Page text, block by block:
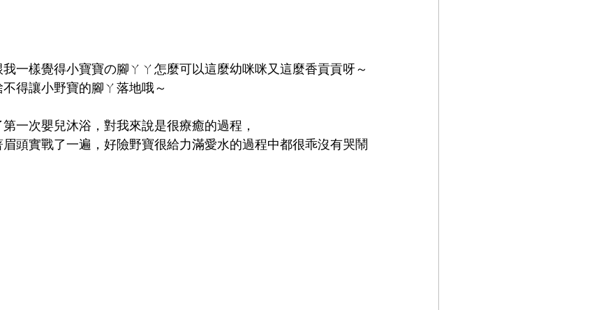
一樣覺得小寶寶の腳ㄚㄚ怎麼可以這麼幼咪咪又這麼香貢貢呀～
得讓小野寶的腳ㄚ落地哦～
一次嬰兒沐浴，對我來說是很療癒的過程，
頭實戰了一遍，好險野寶很給力滿愛水的過程中都很乖沒有哭鬧